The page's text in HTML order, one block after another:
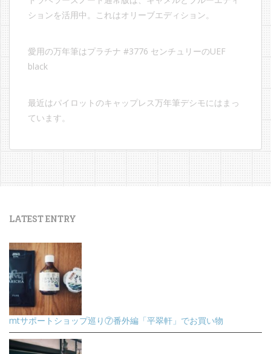
ションを活用中。これはオリーブエディション。
愛用の万年筆はプラチナ #3776 センチュリーのUEF
black
最近はパイロットのキャップレス万年筆デシモにはまっ
ています。
LATEST ENTRY
mtサポートショップ巡り⑦番外編「平翠軒」でお買い物